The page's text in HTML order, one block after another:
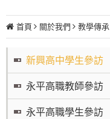
首頁 關於我們 教學傳承
新興高中學生參訪
永平高職教師參訪
永平高職學生參訪